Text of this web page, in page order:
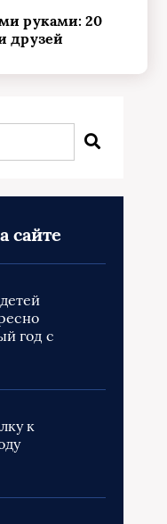
руками: 20
друзей
сайте
год с
к